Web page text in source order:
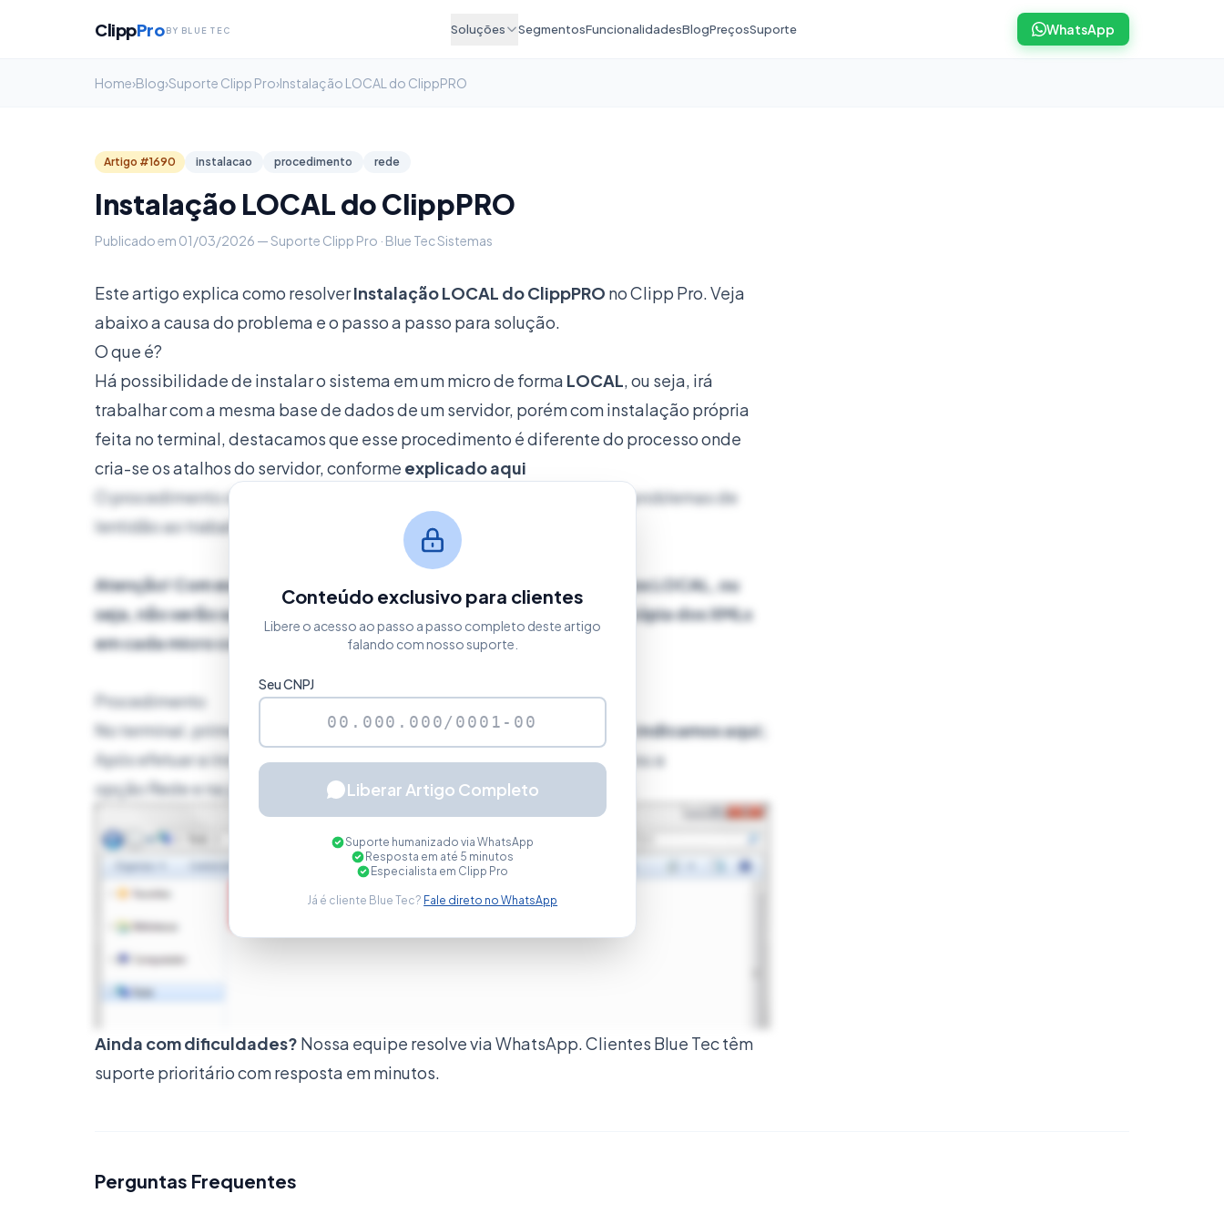
ClippPro BY BLUE TEC Soluções SegmentosFuncionalidadesBlogPreçosSuporte WhatsApp
Home›Blog›Suporte Clipp Pro›Instalação LOCAL do ClippPRO
Artigo #1690 instalacao procedimento rede
Instalação LOCAL do ClippPRO
Publicado em 01/03/2026 — Suporte Clipp Pro · Blue Tec Sistemas
Este artigo explica como resolverInstalação LOCAL do ClippPRO no Clipp Pro. Veja
abaixo a causa do problema e o passo a passo para solução.
O que é?
Há possibilidade de instalar o sistema em um micro de forma LOCAL, ou seja, irá
trabalhar com a mesma base de dados de um servidor, porém com instalação própria
feita no terminal, destacamos que esse procedimento é diferente do processo onde
cria-se os atalhos do servidor, conforme explicado aqui
O procedimento deste artigo é indicado para clientes que enfrentam problemas de
lentidão ao trabalhar com o atalho direto da rede.
Atenção! Com esse procedimento, todos os XMLs/PDFs serão salvos LOCAL, ou
seja, não serão salvos no servidor da empresa. Terá que efetuar a cópia dos XMLs
em cada micro com instalação local.
Procedimento
No terminal, primeiramente realize ainstalação do sistema
indicamos aqui;
Após efetuar a instalação do sistema, acesse os Meus Locais de Rede ou a
opção Rede e na janela que for aberta localize o computador Servidor.
Ainda com dificuldades? Nossa equipe resolve via WhatsApp. Clientes Blue Tec têm
suporte prioritário com resposta em minutos.
Conteúdo exclusivo para clientes
Libere o acesso ao passo a passo completo deste artigo
falando com nosso suporte.
Seu CNPJ
Liberar Artigo Completo
Suporte humanizado via WhatsApp
Resposta em até 5 minutos
Especialista em Clipp Pro
Já é cliente Blue Tec? Fale direto no WhatsApp
Perguntas Frequentes